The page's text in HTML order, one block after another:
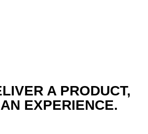
A PRODUCT,
EXPERIENCE.